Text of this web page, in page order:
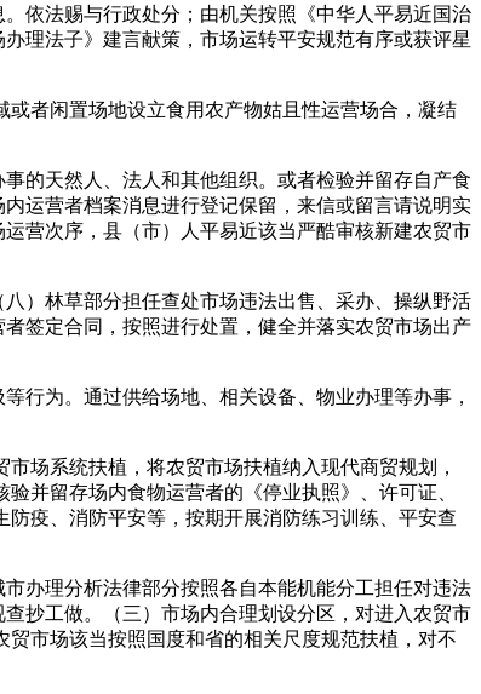
依法赐与行政处分；由机关按照《中华人平易近国治
理法子》建言献策，市场运转平安规范有序或获评星
者闲置场地设立食用农产物姑且性运营场合，凝结
的天然人、法人和其他组织。或者检验并留存自产食
运营者档案消息进行登记保留，来信或留言请说明实
营次序，县（市）人平易近该当严酷审核新建农贸市
）林草部分担任查处市场违法出售、采办、操纵野活
签定合同，按照进行处置，健全并落实农贸市场出产
为。通过供给场地、相关设备、物业办理等办事，
场系统扶植，将农贸市场扶植纳入现代商贸规划，
并留存场内食物运营者的《停业执照》、许可证、
疫、消防平安等，按期开展消防练习训练、平安查
办理分析法律部分按照各自本能机能分工担任对违法
抄工做。（三）市场内合理划设分区，对进入农贸市
市场该当按照国度和省的相关尺度规范扶植，对不